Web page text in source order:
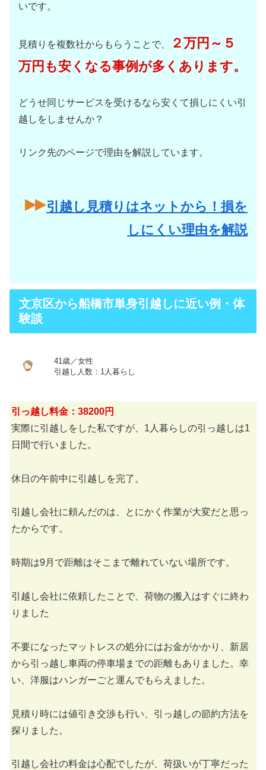
いです。
見積りを複数社からもらうことで、
２万円～５
万円も安くなる事例が多くあります。
どうせ同じサービスを受けるなら安くて損しにくい引
越しをしませんか？
リンク先のページで理由を解説しています。
引越し見積りはネットから！損を
しにくい理由を解説
文京区から船橋市単身引越しに近い例・体
験談
41歳／女性
引越し人数：1人暮らし
引っ越し料金：38200円
実際に引越しをした私ですが、1人暮らしの引っ越しは1
日間で行いました。
休日の午前中に引越しを完了。
引越し会社に頼んだのは、とにかく作業が大変だと思っ
たからです。
時期は9月で距離はそこまで離れていない場所です。
引越し会社に依頼したことで、荷物の搬入はすぐに終わ
りました
不要になったマットレスの処分にはお金がかかり、新居
から引っ越し車両の停車場までの距離もありました。幸
い、洋服はハンガーごと運んでもらえました。
見積り時には値引き交渉も行い、引っ越しの節約方法を
探りました。
引越し会社の料金は心配でしたが、荷扱いが丁寧だった